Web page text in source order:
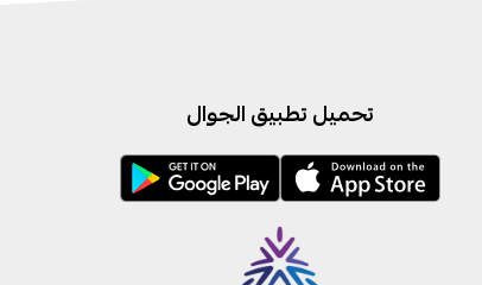
تحميل تطبيق الجوال